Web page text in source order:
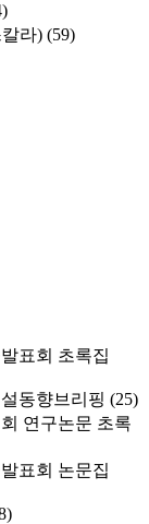
라) (59)
표회 초록집
동향브리핑 (25)
연구논문 초록
표회 논문집